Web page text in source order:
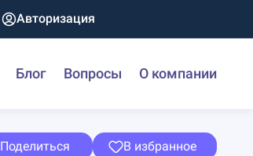
Авторизация
Блог Вопросы О компании
Поделиться В избранное